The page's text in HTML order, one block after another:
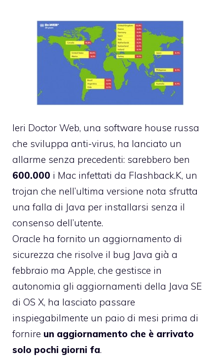
Ieri Doctor Web, una software house russa
che sviluppa anti-virus, ha lanciato un
allarme senza precedenti: sarebbero ben
600.000 i Mac infettati da Flashback.K, un
trojan che nell’ultima versione nota sfrutta
una falla di Java per installarsi senza il
consenso dell’utente.
Oracle ha fornito un aggiornamento di
sicurezza che risolve il bug Java già a
febbraio ma Apple, che gestisce in
autonomia gli aggiornamenti della Java SE
di OS X, ha lasciato passare
inspiegabilmente un paio di mesi prima di
fornire un aggiornamento che è arrivato
solo pochi giorni fa.